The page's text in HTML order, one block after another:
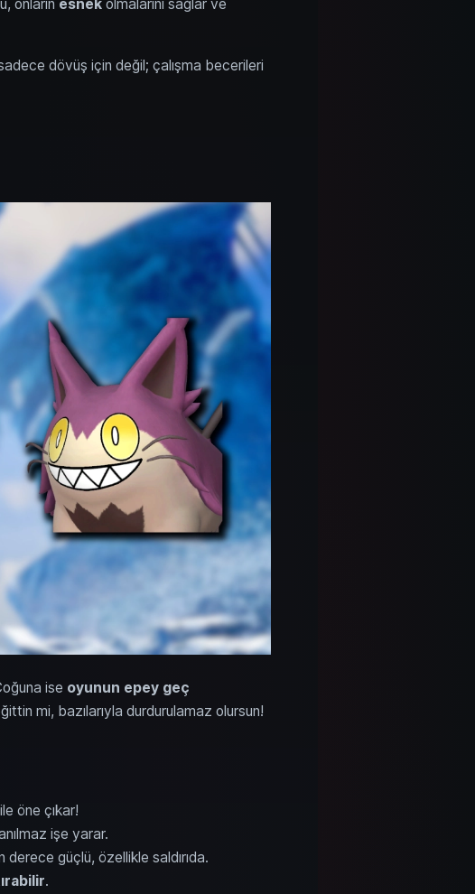
onların esnekolmalarını sağlar ve
dövüş için değil; çalışma becerileri
ise oyunun epey geç
mi, bazılarıyla durdurulamaz olursun!
öne çıkar!
işe yarar.
derece güçlü, özellikle saldırıda.
.